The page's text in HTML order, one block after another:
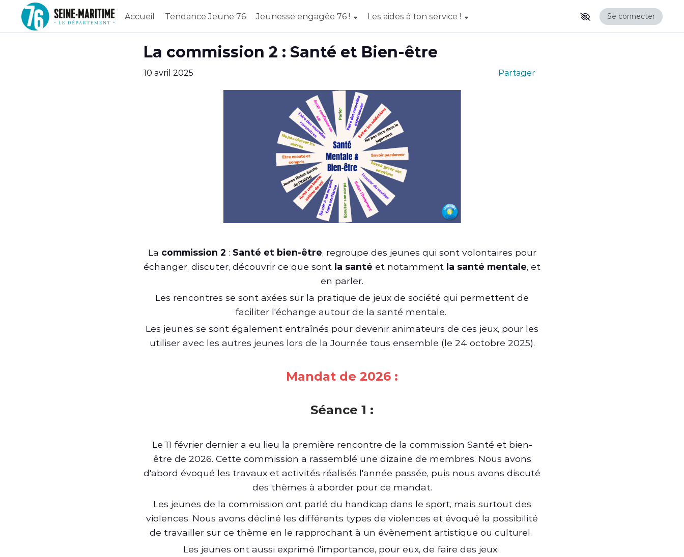
Accueil Tendance Jeune 76 Jeunesse engagée 76 ! Les aides à ton service ! Se connecter
La commission 2 : Santé et Bien-être
10 avril 2025 Partager
La commission 2 : Santé et bien-être, regroupe des jeunes qui sont volontaires pour
échanger, discuter, découvrir ce que sont la santé et notamment la santé mentale, et
en parler.
Les rencontres se sont axées sur la pratique de jeux de société qui permettent de
faciliter l'échange autour de la santé mentale.
Les jeunes se sont également entraînés pour devenir animateurs de ces jeux, pour les
utiliser avec les autres jeunes lors de la Journée tous ensemble (le 24 octobre 2025).
Mandat de 2026 :
Séance 1 :
Le 11 février dernier a eu lieu la première rencontre de la commission Santé et bien-
être de 2026. Cette commission a rassemblé une dizaine de membres. Nous avons
d'abord évoqué les travaux et activités réalisés l'année passée, puis nous avons discuté
des thèmes à aborder pour ce mandat.
Les jeunes de la commission ont parlé du handicap dans le sport, mais surtout des
violences. Nous avons décliné les différents types de violences et évoqué la possibilité
de travailler sur ce thème en le rapprochant à un évènement artistique ou culturel.
Les jeunes ont aussi exprimé l'importance, pour eux, de faire des jeux.